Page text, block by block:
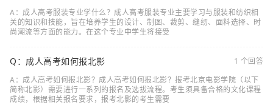
A：成人高考服装专业学什么？成人高考服装专业主要学习与服装和纺织相
关的知识和技能，旨在培养学生的设计、制图、裁剪、缝纫、面料选择、时
尚潮流等方面的能力。在这个专业中学生将接受
Q：成人高考如何报北影
1 个回答
A：成人高考如何报北影？成人高考如何报北影？报考北京电影学院（以下
简称北影）需要进行一系列的报名及选拔流程。考生须具备合格的文化课程
成绩，根据相关报名要求，报考北影的考生需要